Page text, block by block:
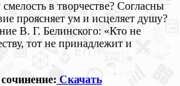
в творчестве? Согласны
проясняет ум и исцеляет душу?
В. Г. Белинского: «Кто не
тот не принадлежит и
Скачать